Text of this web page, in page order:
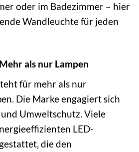
oder im Badezimmer – hier
Wandleuchte für jeden
als nur Lampen
für mehr als nur
Die Marke engagiert sich
Umweltschutz. Viele
LED-
die den